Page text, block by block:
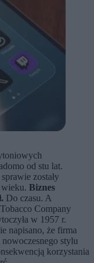
od stu lat.
zostały
wieku. Biznes
Do czasu. A
Company
w 1957 r.
napisano, że firma
stylu
korzystania